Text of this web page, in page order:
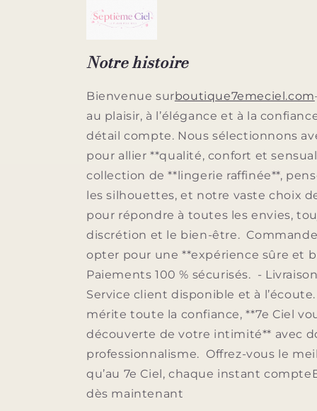
Notre histoire
Bienvenue surboutique7emeciel.com
au plaisir, à l’élégance et à la
détail compte. Nous sélectionnons
pour allier **qualité, confort et
collection de **lingerie raffinée**,
les silhouettes, et notre vaste choix
pour répondre à toutes les envies,
discrétion et le bien-être.
opter pour une **expérience sûre et
Paiements 100 % sécurisés. -
Service client disponible et à
mérite toute la confiance, **7e Ciel
découverte de votre intimité** avec
professionnalisme. Offrez-vous le
qu’au 7e Ciel, chaque instant
dès maintenant